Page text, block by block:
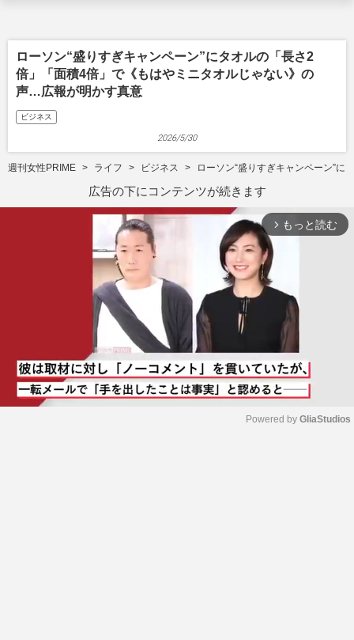
ローソン“盛りすぎキャンペーン”にタオルの「長さ2
倍」「面積4倍」で《もはやミニタオルじゃない》の
声…広報が明かす真意
ビジネス
2026/5/30
週刊女性PRIME ライフ ビジネス ローソン“盛りすぎキャンペーン”
広告の下にコンテンツが続きます
arrow_forward_ios もっと読む
Powered by GliaStudios